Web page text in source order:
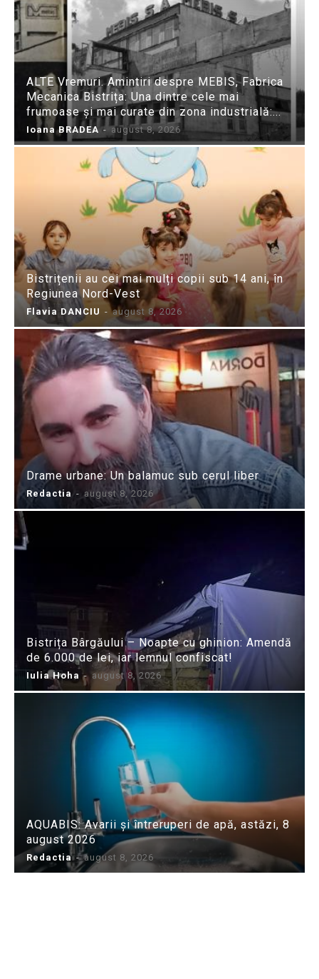
ALTE Vremuri. Amintiri despre MEBIS, Fabrica
Mecanica Bistrița: Una dintre cele mai
frumoase și mai curate din zona industrială:...
Ioana BRADEA - august 8, 2026
Bistrițenii au cei mai mulți copii sub 14 ani, în
Regiunea Nord-Vest
Flavia DANCIU - august 8, 2026
Drame urbane: Un balamuc sub cerul liber
Redactia - august 8, 2026
Bistrița Bârgăului – Noapte cu ghinion: Amendă
de 6.000 de lei, iar lemnul confiscat!
Iulia Hoha - august 8, 2026
AQUABIS: Avarii și întreruperi de apă, astăzi, 8
august 2026
Redactia - august 8, 2026